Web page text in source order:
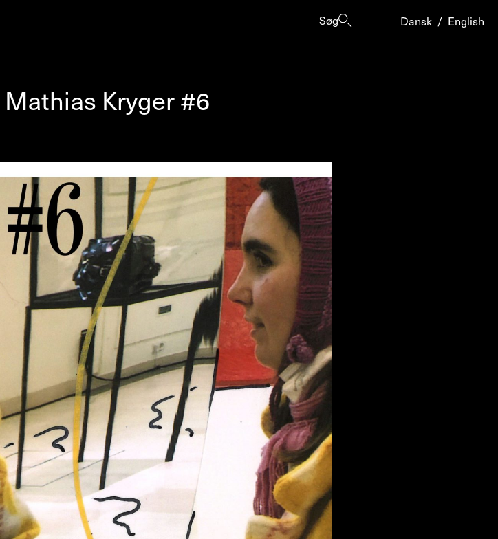
RoomAHC Channel
ResearchPublic Programmes
Om
ProfilerPresse
INSTAGRAM FACEBOOK LINKEDIN
Søg Dansk / English
Kryger #6